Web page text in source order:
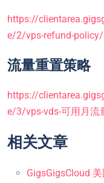
https://
e/2/vps-refund-policy/
流量重置策略
https://
e/3/vps-vds-可用月流
相关文章
GigsGigsCloud